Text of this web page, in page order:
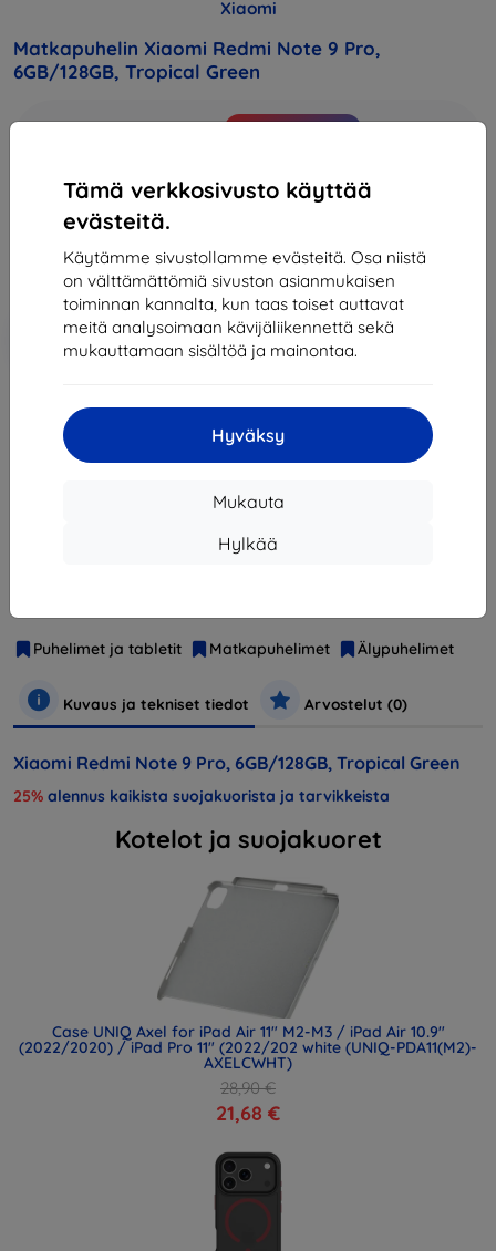
Tämä verkkosivusto käyttää
evästeitä.
Käytämme sivustollamme evästeitä. Osa niistä
on välttämättömiä sivuston asianmukaisen
toiminnan kannalta, kun taas toiset auttavat
meitä analysoimaan kävijäliikennettä sekä
mukauttamaan sisältöä ja mainontaa.
Hyväksy
Mukauta
Hylkää
Xiaomi
Matkapuhelin Xiaomi Redmi Note 9 Pro,
6GB/128GB, Tropical Green
229,90 €
206,91 €
-10%
Alennus kupongilla
EXTRA10
Lisää
Loppuunmyyty
Loppuunmyyty
Puhelimet ja tabletit
Matkapuhelimet Älypuhelimet
Kuvaus ja tekniset tiedot Arvostelut (0)
Xiaomi Redmi Note 9 Pro, 6GB/128GB, Tropical Green
25% alennus kaikista suojakuorista ja tarvikkeista
Kotelot ja suojakuoret
Case UNIQ Axel for iPad Air 11" M2-M3 / iPad Air 10.9"
(2022/2020) / iPad Pro 11" (2022/202 white (UNIQ-PDA11(M2)-
AXELCWHT)
28,90 €
21,68 €